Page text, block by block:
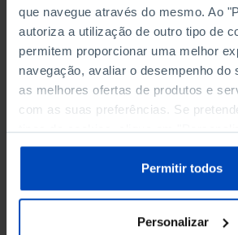
que navegue através do mesmo. Ao
autoriza a utilização de outro tipo de
permitem proporcionar uma melhor
navegação, avaliar o desempenho do
as melhores ofertas de produtos e
com as suas preferências. Se
tipos de cookies, clique em
sobre cookies através da gestão de
Política de Cookies.
Permitir todos
Personalizar
eBook
Audiolivro